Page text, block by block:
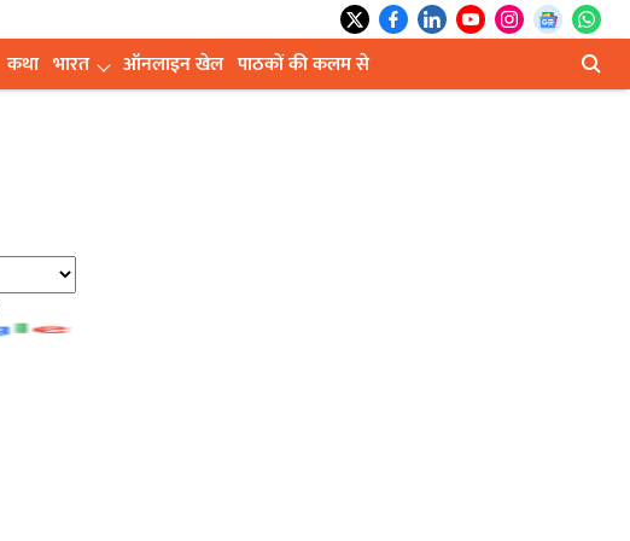
कथा भारत ऑनलाइन खेल पाठकों की कलम से